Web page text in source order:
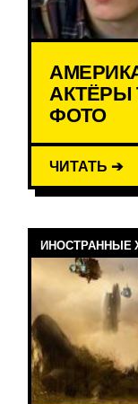
АКТЁРЫ
ФОТО
ЧИТАТЬ ➔
ИНОСТРАННЫЕ